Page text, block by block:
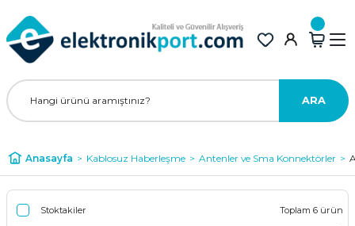
ARA
Anasayfa Kablosuz Haberleşme Antenler ve Sma Konnektörler
Stoktakiler Toplam 6 ürün